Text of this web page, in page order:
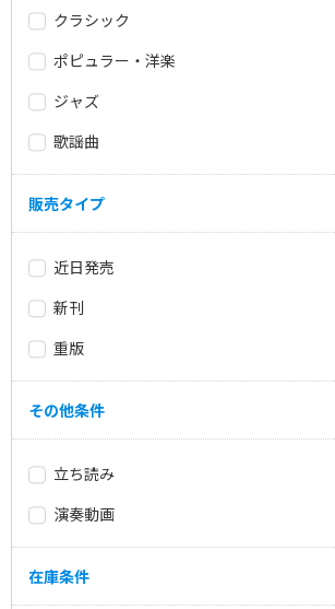
クラシック
ポピュラー・洋楽
ジャズ
歌謡曲
販売タイプ
近日発売
新刊
重版
その他条件
立ち読み
演奏動画
在庫条件